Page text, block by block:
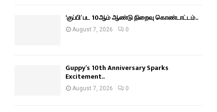
‘குப்பி’ பட 10ஆம் ஆண்டு நிறைவு கொண்டாட்டம்..
August 7, 2026 0
Guppy’s 10th Anniversary Sparks
Excitement..
August 7, 2026 0